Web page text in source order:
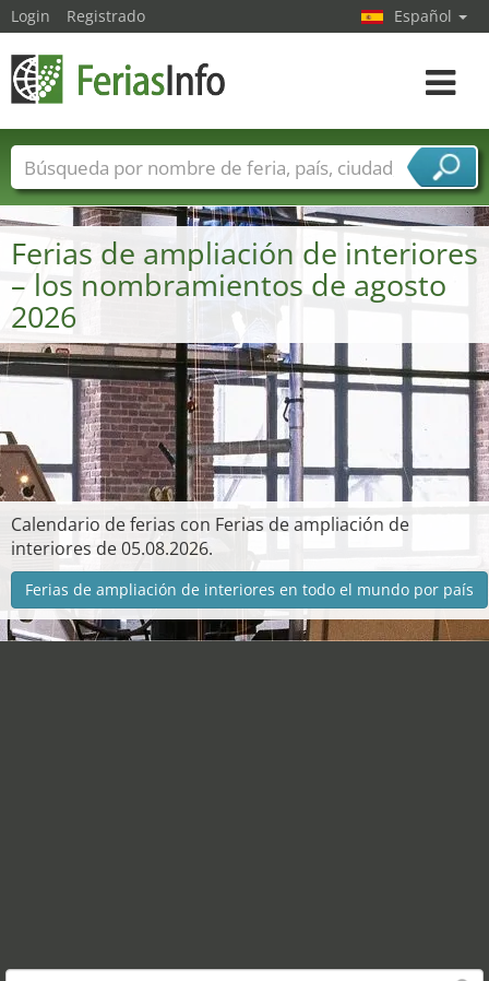
Ferias de ampliación de interiores
– los nombramientos de agosto
2026
Calendario de ferias con Ferias de ampliación de
interiores de 05.08.2026.
Ferias de ampliación de interiores en todo el mundo por país
Login Registrado Español
toggle
Nombres de ferias Países
Ciudades
Sectores de ferias
Sectores de proveedor de servicios